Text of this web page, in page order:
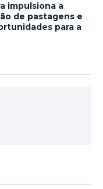
impulsiona a
de pastagens e
para a